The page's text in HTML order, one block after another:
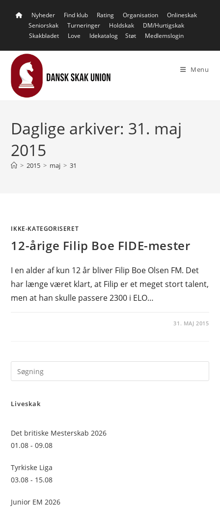
Nyheder Find klub Rating Organisation
Onlineskak
Seniorskak
Turneringer Holdskak
DM/Hurtigskak
Skakbladet
Love Idekatalog Støt Medlemslogin
Menu
Daglige arkiver: 31. maj
2015
> 2015 > maj > 31
IKKE-KATEGORISERET
12-årige Filip Boe FIDE-mester
I en alder af kun 12 år bliver Filip Boe Olsen FM. Det
har længe været klart, at Filip er et meget stort talent,
men at han skulle passere 2300 i ELO…
31. MAJ 2015
Liveskak
Det britiske Mesterskab 2026
01.08 - 09.08
Tyrkiske Liga
03.08 - 15.08
Junior EM 2026